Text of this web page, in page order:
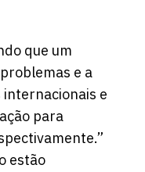
que um
e a
e
para
estão